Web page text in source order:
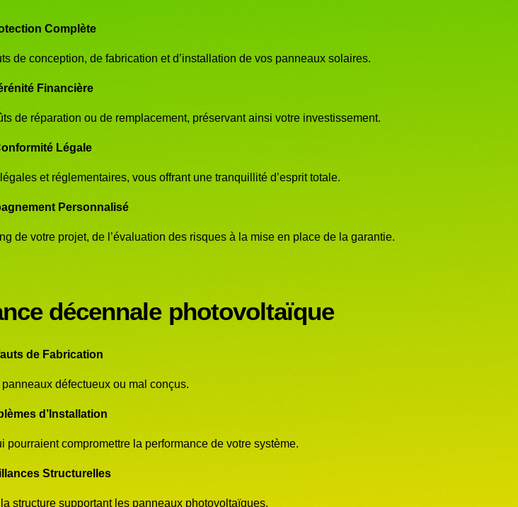
Complète
de conception, de fabrication et d’installation de vos panneaux solaires.
Financière
de réparation ou de remplacement, préservant ainsi votre investissement.
Légale
et réglementaires, vous offrant une tranquillité d’esprit totale.
Personnalisé
de votre projet, de l’évaluation des risques à la mise en place de la garantie.
décennale photovoltaïque
de Fabrication
défectueux ou mal conçus.
d’Installation
pourraient compromettre la performance de votre système.
Structurelles
structure supportant les panneaux photovoltaïques.